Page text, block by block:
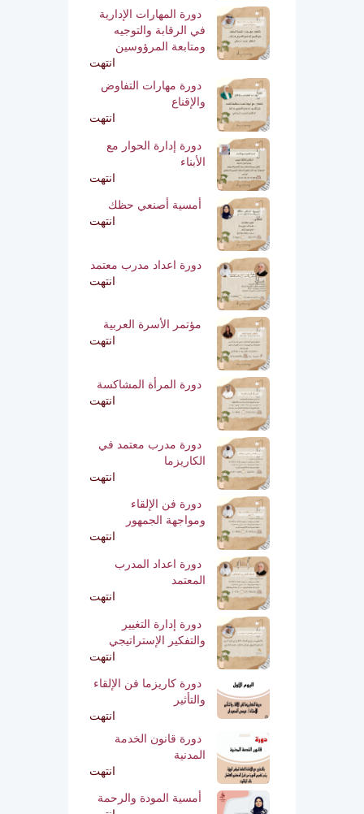
دورة المهارات الإدارية
في الرقابة والتوجيه
ومتابعة المرؤوسين
انتهت
دورة مهارات التفاوض
والإقناع
انتهت
دورة إدارة الحوار مع
الأبناء
انتهت
أمسية أصنعي حظك
انتهت
دورة اعداد مدرب معتمد
انتهت
مؤتمر الأسرة العربية
انتهت
دورة المرأة المشاكسة
انتهت
دورة مدرب معتمد في
الكاريزما
انتهت
دورة فن الإلقاء
ومواجهة الجمهور
انتهت
دورة اعداد المدرب
المعتمد
انتهت
دورة إدارة التغيير
والتفكير الإستراتيجي
انتهت
دورة كاريزما فن الإلقاء
والتأثير
انتهت
دورة قانون الخدمة
المدنية
انتهت
أمسية المودة والرحمة